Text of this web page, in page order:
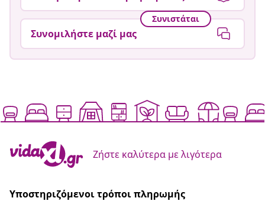
Συνιστάται
Συνομιλήστε μαζί μας
Ζήστε καλύτερα με λιγότερα
Υποστηριζόμενοι τρόποι πληρωμής